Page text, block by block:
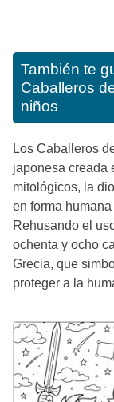
También te
Caballeros
niños
Los Caballeros
japonesa creada
mitológicos, la
en forma
Rehusando el
ochenta y ocho
Grecia, que
proteger a la